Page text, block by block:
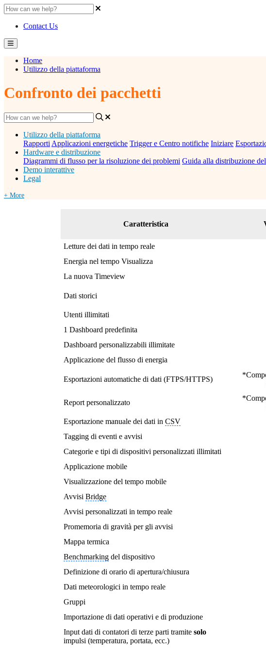
Contact Us
Home
Utilizzo della piattaforma
Confronto dei pacchetti
Utilizzo della piattaforma
Rapporti Applicazioni energetiche Trigger e Centro notifiche Iniziare
Hardware e distribuzione
Diagrammi di flusso per la risoluzione dei problemi Guida alla distribuzione
Demo interattive
Legal
+ More
Caratteristica
Letture dei dati in tempo reale
Energia nel tempo Visualizza
La nuova Timeview
Dati storici
Utenti illimitati
1 Dashboard predefinita
Dashboard personalizzabili illimitate
Applicazione del flusso di energia
Esportazioni automatiche di dati (FTPS/HTTPS)
Report personalizzato
Esportazione manuale dei dati in CSV
Tagging di eventi e avvisi
Categorie e tipi di dispositivipersonalizzati illimitati
Applicazione mobile
Visualizzazione del tempo mobile
AvvisiBridge
Avvisi personalizzati in tempo reale
Promemoria di gravità per gli avvisi
Mappa termica
Benchmarking del dispositivo
Definizione di orario di apertura/chiusura
Dati meteorologici in tempo reale
Gruppi
Importazione di dati operativi e di produzione
Input dati di contatori di terze parti tramitesolo
impulsi (temperatura, portata, ecc.)